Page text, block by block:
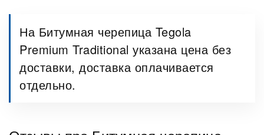
На Битумная черепица Tegola
Premium Traditional указана цена без
доставки, доставка оплачивается
отдельно.